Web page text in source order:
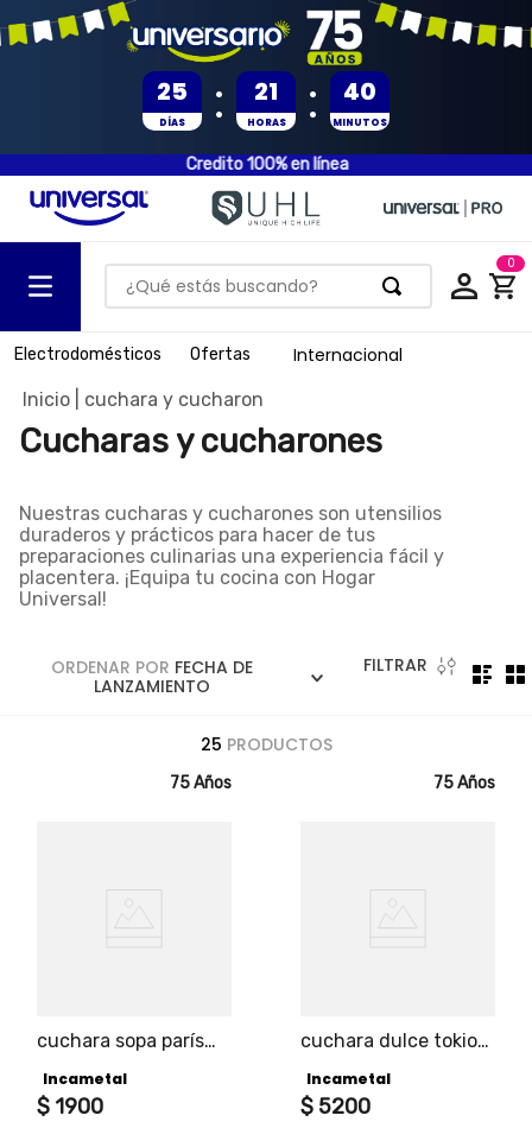
25
DÍAS : 21
HORAS : 40
MINUTOS
Credito 100% en línea
¿Qué estás buscando? 0
Electrodomésticos Ofertas Internacional
cuchara y cucharon
Cucharas y cucharones
Nuestras cucharas y cucharones son utensilios
duraderos y prácticos para hacer de tus
preparaciones culinarias una experiencia fácil y
placentera. ¡Equipa tu cocina con Hogar
Universal!
ORDENAR POR FECHA DE
LANZAMIENTO
FILTRAR
25 PRODUCTOS
75 Años
cuchara sopa parís
Incametal
$ 1900
75 Años
cuchara dulce tokio
Incametal
$ 5200
TÉRMINOS MÁS BUSCADOS
batería
.
ventilador
.
licuadora
.
ollas
monarca